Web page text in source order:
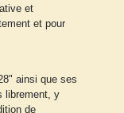
et
et pour
ainsi que ses
librement, y
de